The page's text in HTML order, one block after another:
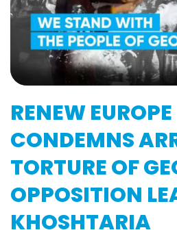
RENEW EUROPE
CONDEMNS
TORTURE OF
OPPOSITION
KHOSHTARIA